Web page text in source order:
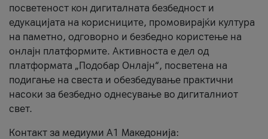
посветеност кон дигиталната безбедност и
едукацијата на корисниците, промовирајќи култура
на паметно, одговорно и безбедно користење на
онлајн платформите. Активноста е дел од
платформата „Подобар Онлајн“, посветена на
подигање на свеста и обезбедување практични
насоки за безбедно однесување во дигиталниот
свет.
Контакт за медиуми А1 Македонија: